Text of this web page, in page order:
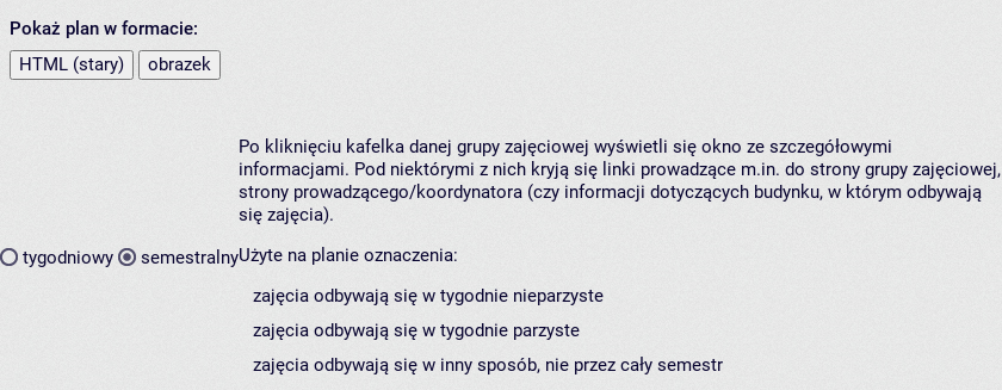
Pokaż plan w formacie:
HTML (stary)
obrazek
tygodniowy semestralny
Po kliknięciu kafelka danej grupy zajęciowej wyświetli się okno ze szczegółowymi
informacjami. Pod niektórymi z nich kryją się linki prowadzące m.in. do strony grupy zajęciowej,
strony prowadzącego/koordynatora (czy informacji dotyczących budynku, w którym odbywają
się zajęcia).
Użyte na planie oznaczenia:
zajęcia odbywają się w tygodnie nieparzyste
zajęcia odbywają się w tygodnie parzyste
zajęcia odbywają się w inny sposób, nie przez cały semestr